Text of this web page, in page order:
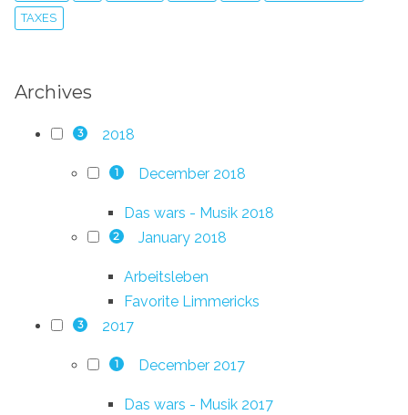
TAXES
Archives
3 2018
1 December 2018
Das wars - Musik 2018
2 January 2018
Arbeitsleben
Favorite Limmericks
3 2017
1 December 2017
Das wars - Musik 2017